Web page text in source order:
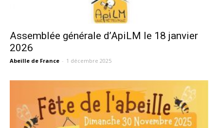
Assemblée générale d’ApiLM le 18 janvier
2026
Abeille de France - 1 décembre 2025